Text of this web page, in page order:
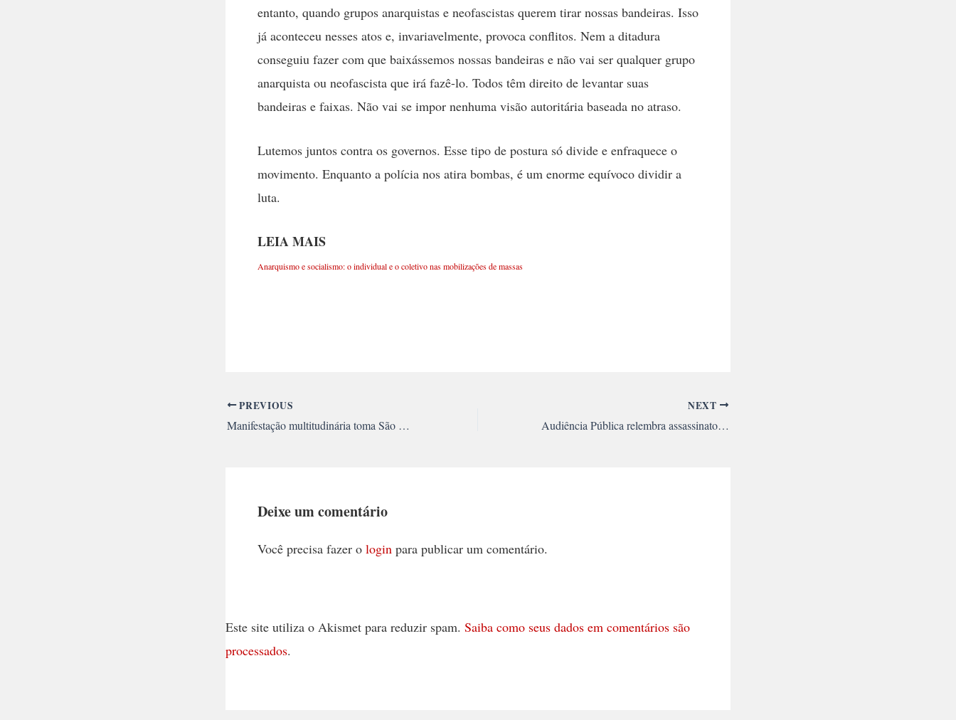
entanto, quando grupos anarquistas e neofascistas querem tirar nossas bandeiras. Isso
já aconteceu nesses atos e, invariavelmente, provoca conflitos. Nem a ditadura
conseguiu fazer com que baixássemos nossas bandeiras e não vai ser qualquer grupo
anarquista ou neofascista que irá fazê-lo. Todos têm direito de levantar suas
bandeiras e faixas. Não vai se impor nenhuma visão autoritária baseada no atraso.
Lutemos juntos contra os governos. Esse tipo de postura só divide e enfraquece o
movimento. Enquanto a polícia nos atira bombas, é um enorme equívoco dividir a
luta.
LEIA MAIS
Anarquismo e socialismo: o individual e o coletivo nas mobilizações de massas
PREVIOUS
Manifestação multitudinária toma São Paulo em um dia histórico
NEXT
Audiência Pública relembra assassinatos de José Luís e Rosa Sundermann
Deixe um comentário
Você precisa fazer o login para publicar um comentário.
Este site utiliza o Akismet para reduzir spam. Saiba como seus dados em comentários são
processados.